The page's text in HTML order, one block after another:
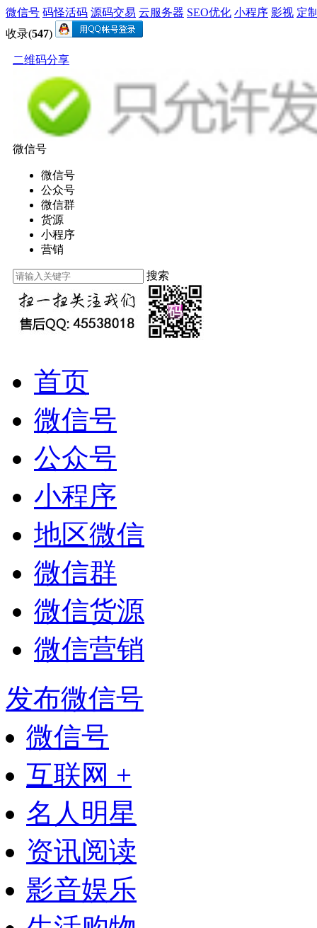
微信号 码怪活码 源码交易 云服务器 SEO优化 小程序 影视 定
收录(547)
二维码分享
微信号
微信号
公众号
微信群
货源
小程序
营销
搜索
首页
微信号
公众号
小程序
地区微信
微信群
微信货源
微信营销
发布微信号
微信号
互联网 +
名人明星
资讯阅读
影音娱乐